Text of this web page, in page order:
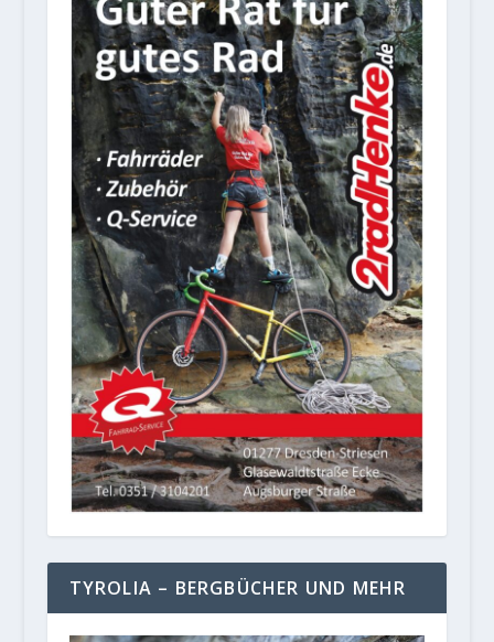
TYROLIA – BERGBÜCHER UND MEHR